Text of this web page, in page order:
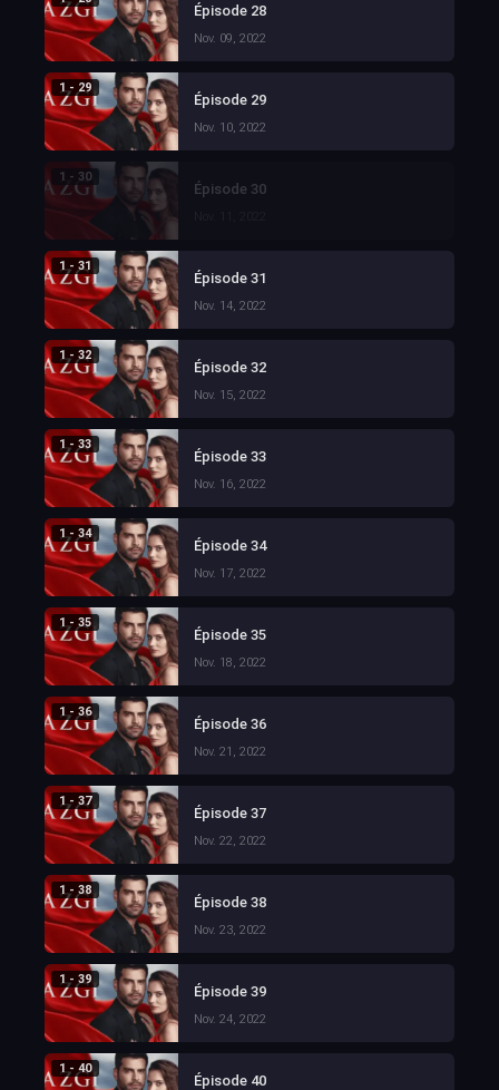
Épisode 28
Nov. 09, 2022
1 - 29
Épisode 29
Nov. 10, 2022
1 - 30
Épisode 30
1 - 31
Épisode 31
Nov. 14, 2022
1 - 32
Épisode 32
Nov. 15, 2022
1 - 33
Épisode 33
Nov. 16, 2022
1 - 34
Épisode 34
Nov. 17, 2022
1 - 35
Épisode 35
Nov. 18, 2022
1 - 36
Épisode 36
Nov. 21, 2022
1 - 37
Épisode 37
Nov. 22, 2022
1 - 38
Épisode 38
Nov. 23, 2022
1 - 39
Épisode 39
Nov. 24, 2022
1 - 40
Épisode 40